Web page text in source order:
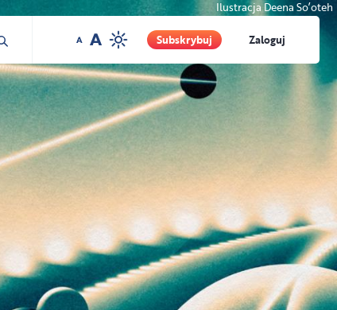
Subskrybuj Zaloguj
Ilustracja Deena So’oteh